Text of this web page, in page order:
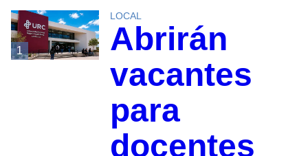
1
LOCAL
Abrirán
vacantes
para
docentes